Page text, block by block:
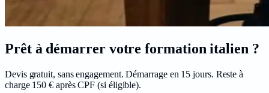
Prêt à démarrer votre formation italien ?
Devis gratuit, sans engagement. Démarrage en 15 jours. Reste à
charge 150 € après CPF (si éligible).